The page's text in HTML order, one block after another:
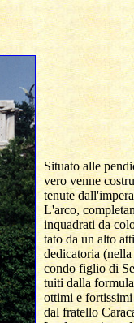
Situato alle
vero venne
tenute
L'arco,
inquadrati da
tato da un alto
dedicatoria
condo figlio di
tuiti dalla
ottimi e
dal fratello